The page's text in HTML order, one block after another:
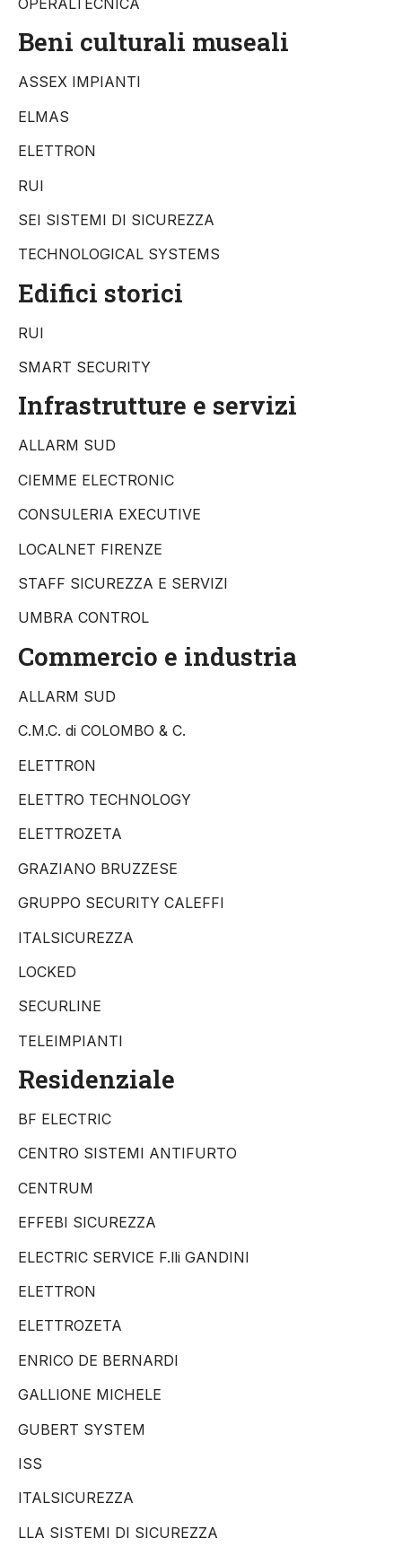
Beni culturali museali
ASSEX IMPIANTI
ELMAS
ELETTRON
RUI
SEI SISTEMI DI SICUREZZA
TECHNOLOGICAL SYSTEMS
Edifici storici
RUI
SMART SECURITY
Infrastrutture e servizi
ALLARM SUD
CIEMME ELECTRONIC
CONSULERIA EXECUTIVE
LOCALNET FIRENZE
STAFF SICUREZZA E SERVIZI
UMBRA CONTROL
Commercio e industria
ALLARM SUD
C.M.C. di COLOMBO & C.
ELETTRON
ELETTRO TECHNOLOGY
ELETTROZETA
GRAZIANO BRUZZESE
GRUPPO SECURITY CALEFFI
ITALSICUREZZA
LOCKED
SECURLINE
TELEIMPIANTI
Residenziale
BF ELECTRIC
CENTRO SISTEMI ANTIFURTO
CENTRUM
EFFEBI SICUREZZA
ELECTRIC SERVICE F.lli GANDINI
ELETTRON
ELETTROZETA
ENRICO DE BERNARDI
GALLIONE MICHELE
GUBERT SYSTEM
ISS
ITALSICUREZZA
LLA SISTEMI DI SICUREZZA